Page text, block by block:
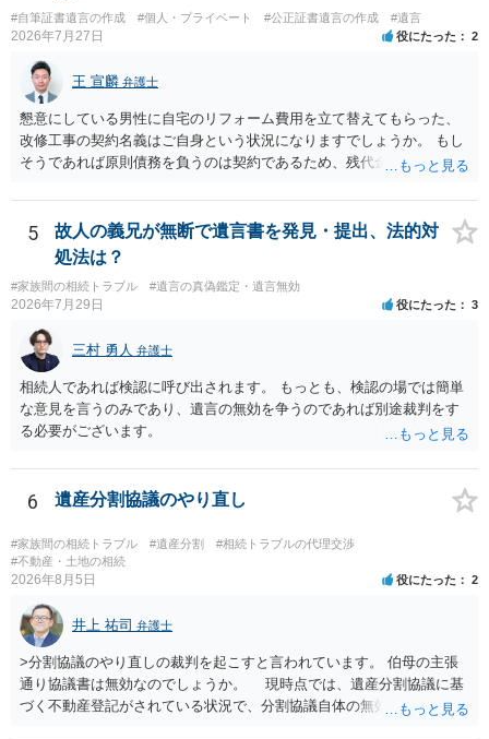
#自筆証書遺言の作成 #個人・プライベート #公正証書遺言の作成 #遺言
2026年7月27日 役にたった 2
王 宣麟 弁護士
懇意にしている男性に自宅のリフォーム費用を立て替えてもらった、
改修工事の契約名義はご自身という状況になりますでしょうか。 もし
そうであれば原則債務を負うのは契約であるため、残代金を捻出して
ます。 入籍した場合でも、原則契約者が単独で全ての債務を負うこと
には変わりがありません。 なかなか対応に難しい案件であり、公開の
場でアドバイスを行うのも限界があるように思われますので、資料等
を持参のうえ個別に弁護士に相談されることをお勧めします。
5
故人の義兄が無断で遺言書を発見・提出、法的対
処法は？
#家族間の相続トラブル #遺言の真偽鑑定・遺言無効
2026年7月29日 役にたった 3
三村 勇人 弁護士
相続人であれば検認に呼び出されます。 もっとも、検認の場では簡単
な意見を言うのみであり、遺言の無効を争うのであれば別途裁判をす
る必要がございます。
6 遺産分割協議のやり直し
#家族間の相続トラブル #遺産分割
#相続トラブルの代理交渉
#不動産・土地の相続
2026年8月5日 役にたった 2
井上 祐司 弁護士
>分割協議のやり直しの裁判を起こすと言われています。 伯母の主張
通り協議書は無効なのでしょうか。 現時点では、遺産分割協議に基
づく不動産登記がされている状況で、分割協議自体の無効を裁判所が